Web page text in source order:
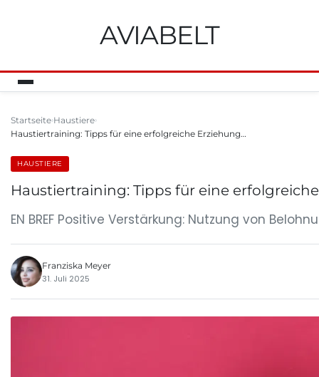
AVIABELT
Startseite Haustiere
Haustiertraining: Tipps für eine erfolgreiche Erziehung…
HAUSTIERE
Haustiertraining: Tipps für eine
EN BREF Positive Verstärkung: Nutzung von
Franziska Meyer
31. Juli 2025